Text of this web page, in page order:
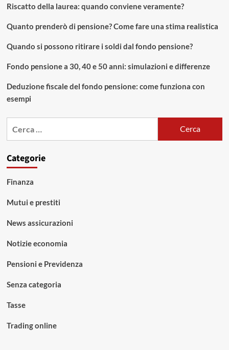
Riscatto della laurea: quando conviene veramente?
Quanto prenderò di pensione? Come fare una stima realistica
Quando si possono ritirare i soldi dal fondo pensione?
Fondo pensione a 30, 40 e 50 anni: simulazioni e differenze
Deduzione fiscale del fondo pensione: come funziona con
esempi
Categorie
Finanza
Mutui e prestiti
News assicurazioni
Notizie economia
Pensioni e Previdenza
Senza categoria
Tasse
Trading online